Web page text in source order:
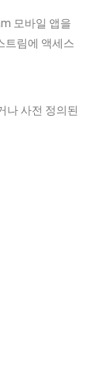
모바일 앱을
트림에 액세스
나 사전 정의된